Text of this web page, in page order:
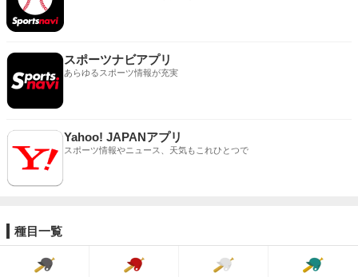
スポーツナビアプリ
あらゆるスポーツ情報が充実
Yahoo! JAPANアプリ
スポーツ情報やニュース、天気もこれひとつで
種目一覧